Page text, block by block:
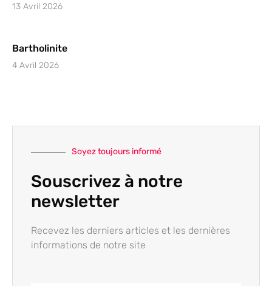
13 Avril 2026
Bartholinite
4 Avril 2026
Soyez toujours informé
Souscrivez à notre
newsletter
Recevez les derniers articles et les dernières
informations de notre site